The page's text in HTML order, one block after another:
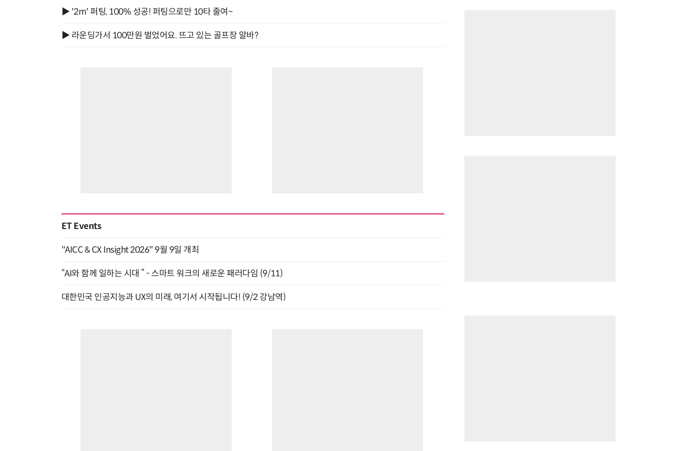
▶ '2m' 퍼팅, 100% 성공! 퍼팅으로만 10타 줄여~
▶ 라운딩가서 100만원 벌었어요. 뜨고 있는 골프장 알바?
ET Events
"AICC & CX Insight 2026" 9월 9일 개최
“AI와 함께 일하는 시대 ” - 스마트 워크의 새로운 패러다임 (9/11)
대한민국 인공지능과 UX의 미래, 여기서 시작됩니다! (9/2 강남역)